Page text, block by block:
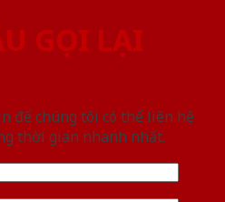
GỌI LẠI
để chúng tôi có thể liên hệ
thời gian nhanh nhất.